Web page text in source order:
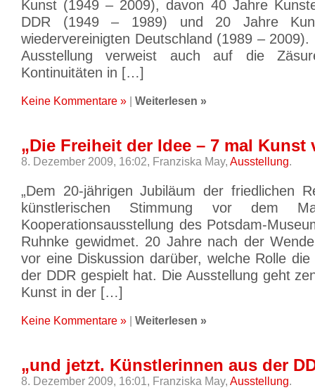
Kunst (1949 – 2009), davon 40 Jahre
DDR (1949 – 1989) und 20 Jahre
wiedervereinigten Deutschland (1989 –
Ausstellung verweist auch auf die
Kontinuitäten in […]
Keine Kommentare » Weiterlesen »
„Die Freiheit der Idee – 7 mal Kunst
8. Dezember 2009, 16:02, Franziska May, Ausstellung.
„Dem 20-jährigen Jubiläum der friedlichen
künstlerischen Stimmung vor dem
Kooperationsausstellung des Potsdam-
Ruhnke gewidmet. 20 Jahre nach der
vor eine Diskussion darüber, welche Rolle
der DDR gespielt hat. Die Ausstellung geht
Kunst in der […]
Keine Kommentare » Weiterlesen »
„und jetzt. Künstlerinnen aus der
8. Dezember 2009, 16:01, Franziska May, Ausstellung.